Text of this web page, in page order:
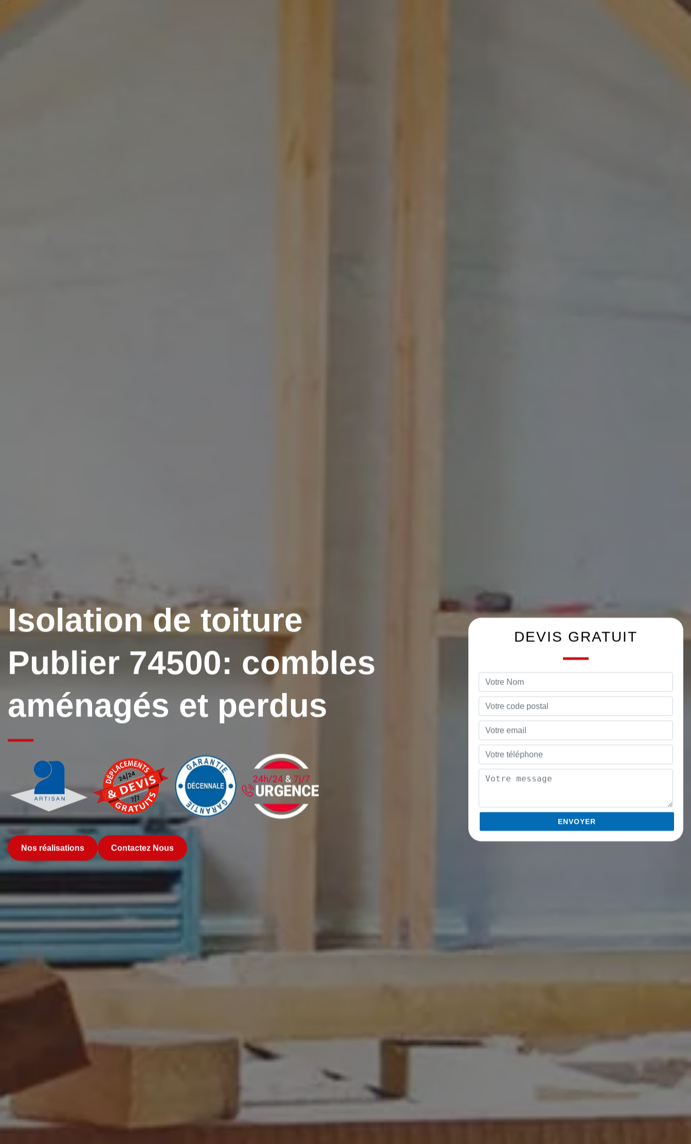
Isolation de toiture
Publier 74500: combles
aménagés et perdus
Nos réalisations Contactez Nous
DEVIS GRATUIT